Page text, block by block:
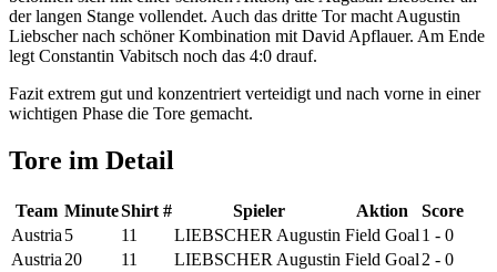
der langen Stange vollendet. Auch das dritte Tor macht Augustin
Liebscher nach schöner Kombination mit David Apflauer. Am Ende
legt Constantin Vabitsch noch das 4:0 drauf.
Fazit extrem gut und konzentriert verteidigt und nach vorne in einer
wichtigen Phase die Tore gemacht.
Tore im Detail
Team MinuteShirt # Spieler Aktion
Score
Austria 5 11 LIEBSCHER Augustin Field Goal 1 - 0
Austria 20 11 LIEBSCHER Augustin Field Goal 2 - 0